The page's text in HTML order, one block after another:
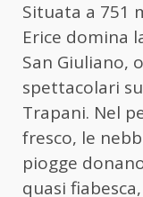
Situata a 751
Erice domina
San Giuliano,
spettacolari
Trapani. Nel
fresco, le
piogge
quasi